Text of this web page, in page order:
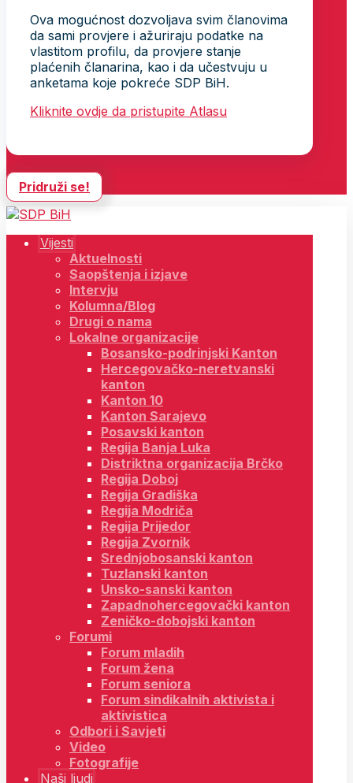
Ova mogućnost dozvoljava svim članovima
da sami provjere i ažuriraju podatke na
vlastitom profilu, da provjere stanje
plaćenih članarina, kao i da učestvuju u
anketama koje pokreće SDP BiH.
Kliknite ovdje da pristupite Atlasu
Pridruži se!
Vijesti
Aktuelnosti
Saopštenja i izjave
Intervju
Kolumna/Blog
Drugi o nama
Lokalne organizacije
Bosansko-podrinjski Kanton
Hercegovačko-neretvanski
kanton
Kanton 10
Kanton Sarajevo
Posavski kanton
Regija Banja Luka
Distriktna organizacija Brčko
Regija Doboj
Regija Gradiška
Regija Modriča
Regija Prijedor
Regija Zvornik
Srednjobosanski kanton
Tuzlanski kanton
Unsko-sanski kanton
Zapadnohercegovački kanton
Zeničko-dobojski kanton
Forumi
Forum mladih
Forum žena
Forum seniora
Forum sindikalnih aktivista i
aktivistica
Odbori i Savjeti
Video
Fotografije
Naši ljudi